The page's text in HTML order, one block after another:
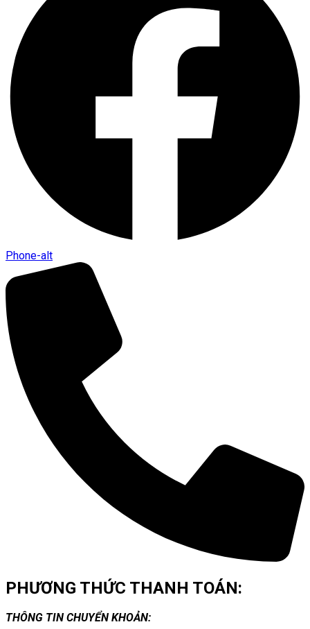
Phone-alt
PHƯƠNG THỨC THANH TOÁN:
THÔNG TIN CHUYỂN KHOẢN: